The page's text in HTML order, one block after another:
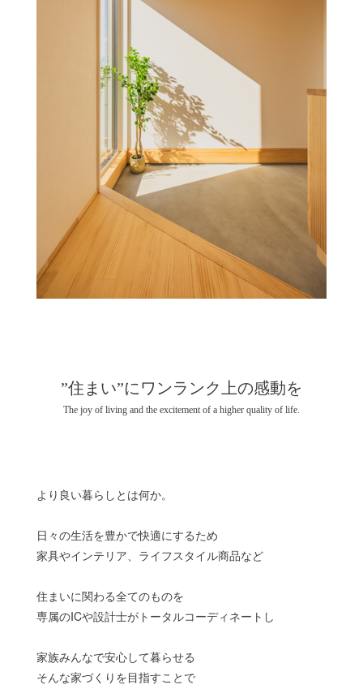
”住まい”にワンランク上の感動を
The joy of living and the excitement of a higher quality of life.
より良い暮らしとは何か。
日々の生活を豊かで快適にするため
家具やインテリア、ライフスタイル商品など
住まいに関わる全てのものを
専属のICや設計士がトータルコーディネートし
家族みんなで安心して暮らせる
そんな家づくりを目指すことで